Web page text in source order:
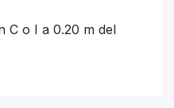
C o I a 0.20 m del